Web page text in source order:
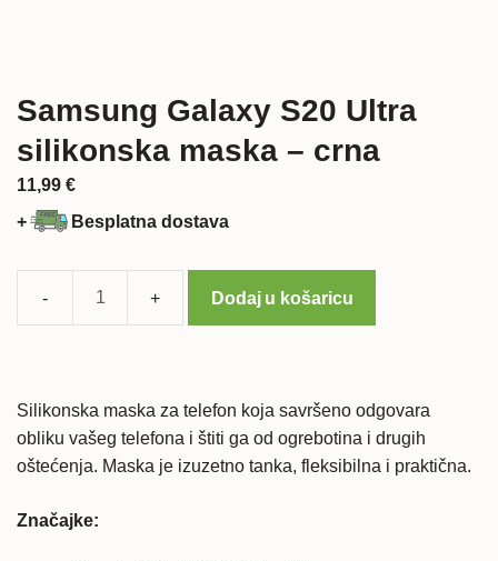
Samsung Galaxy S20 Ultra
silikonska maska – crna
11,99 €
+
Besplatna dostava
Samsung
silikonska
maska
-
Dodaj u košaricu
Silikonska maska za telefon koja savršeno odgovara
obliku vašeg telefona i štiti ga od ogrebotina i drugih
oštećenja. Maska je izuzetno tanka, fleksibilna i praktična.
Značajke: